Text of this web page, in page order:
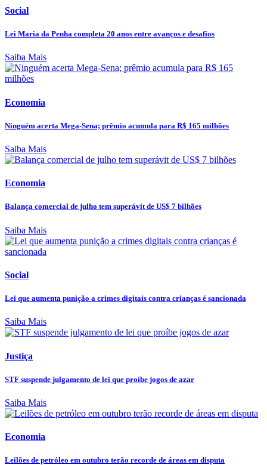
Social
Lei Maria da Penha completa 20 anos entre avanços e desafios
Saiba Mais
Economia
Ninguém acerta Mega-Sena; prêmio acumula para R$ 165 milhões
Saiba Mais
Economia
Balança comercial de julho tem superávit de US$ 7 bilhões
Saiba Mais
Social
Lei que aumenta punição a crimes digitais contra crianças é sancionada
Saiba Mais
Justiça
STF suspende julgamento de lei que proíbe jogos de azar
Saiba Mais
Economia
Leilões de petróleo em outubro terão recorde de áreas em disputa